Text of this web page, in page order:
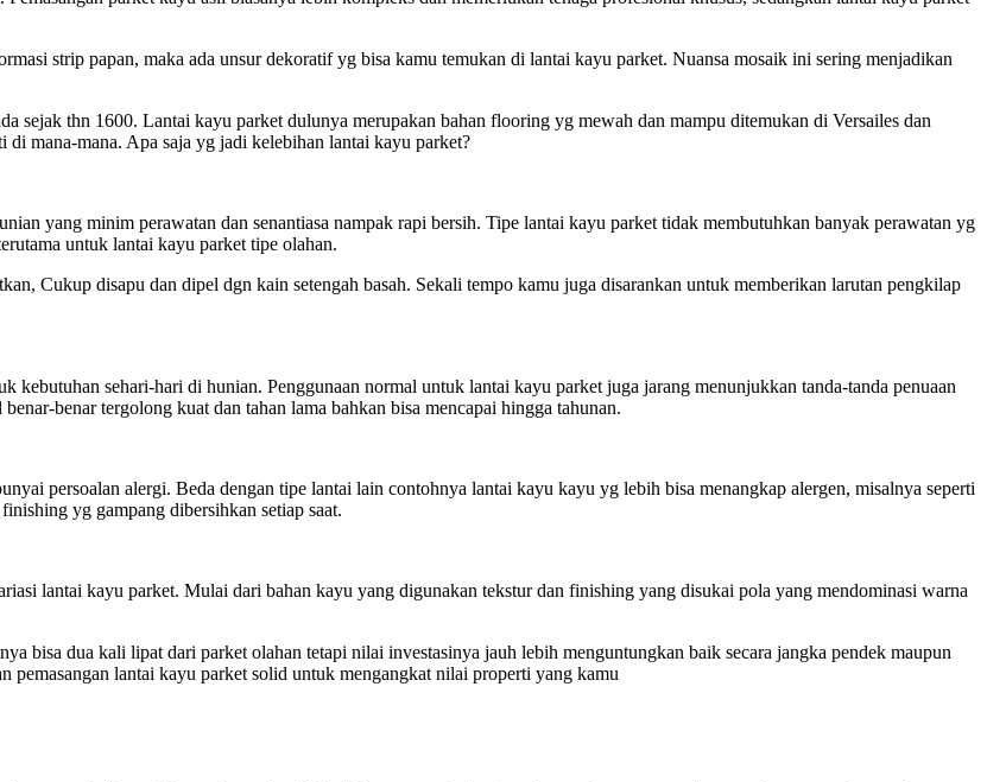
strip papan, maka ada unsur dekoratif yg bisa kamu temukan di lantai kayu parket. Nuansa mosaik ini sering menjadikan
sejak thn 1600. Lantai kayu parket dulunya merupakan bahan flooring yg mewah dan mampu ditemukan di Versailes dan
mana-mana. Apa saja yg jadi kelebihan lantai kayu parket?
yang minim perawatan dan senantiasa nampak rapi bersih. Tipe lantai kayu parket tidak membutuhkan banyak perawatan yg
untuk lantai kayu parket tipe olahan.
Cukup disapu dan dipel dgn kain setengah basah. Sekali tempo kamu juga disarankan untuk memberikan larutan pengkilap
sehari-hari di hunian. Penggunaan normal untuk lantai kayu parket juga jarang menunjukkan tanda-tanda penuaan
benar tergolong kuat dan tahan lama bahkan bisa mencapai hingga tahunan.
persoalan alergi. Beda dengan tipe lantai lain contohnya lantai kayu kayu yg lebih bisa menangkap alergen, misalnya seperti
yg gampang dibersihkan setiap saat.
lantai kayu parket. Mulai dari bahan kayu yang digunakan tekstur dan finishing yang disukai pola yang mendominasi warna
bisa dua kali lipat dari parket olahan tetapi nilai investasinya jauh lebih menguntungkan baik secara jangka pendek maupun
lantai kayu parket solid untuk mengangkat nilai properti yang kamu